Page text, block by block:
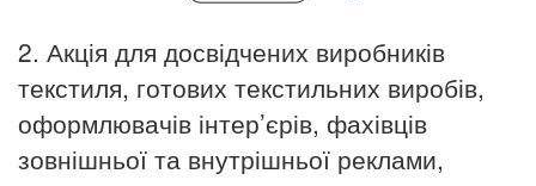
2. Акція для досвідчених виробників
текстиля, готових текстильних виробів,
оформлювачів інтер’єрів, фахівців
зовнішньої та внутрішньої реклами,